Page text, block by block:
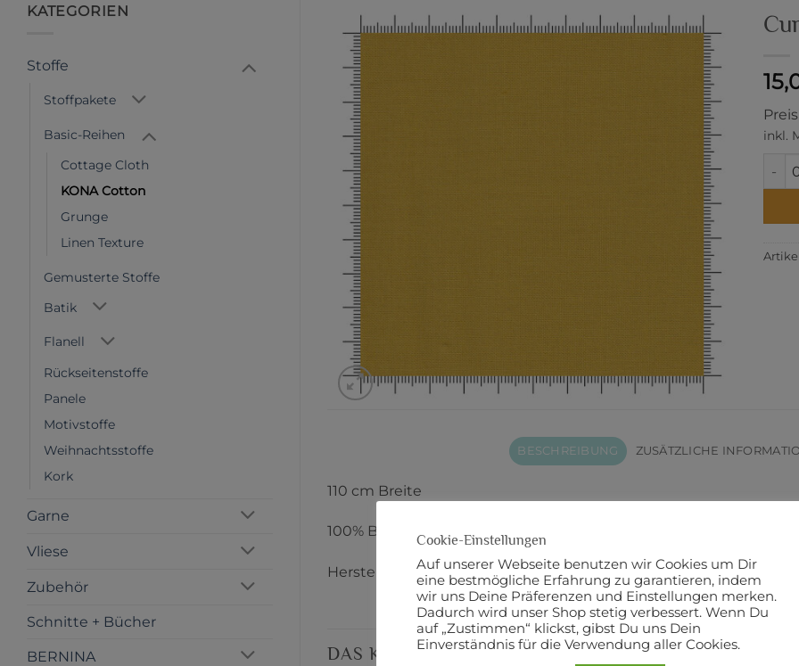
KATEGORIEN
Stoffe
Stoffpakete
Basic-Reihen
Cottage Cloth
KONA Cotton
Grunge
Linen Texture
Gemusterte Stoffe
Batik
Flanell
Rückseitenstoffe
Panele
Motivstoffe
Weihnachtsstoffe
Kork
Garne
Vliese
Zubehör
Schnitte + Bücher
BERNINA
inkl.
BESCHREIBUNG ZUSÄTZLICHE
110 cm Breite
100% Baumwolle
Hersteller: KONA Cotton
DAS KÖNNTE DIR AUCH GEFALLEN …
Cookie-Einstellungen
Auf unserer Webseite benutzen wir Cookies um Dir
eine bestmögliche Erfahrung zu garantieren, indem
wir uns Deine Präferenzen und Einstellungen merken.
Dadurch wird unser Shop stetig verbessert. Wenn Du
auf „Zustimmen“ klickst, gibst Du uns Dein
Einverständnis für die Verwendung aller Cookies.